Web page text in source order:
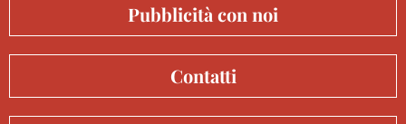
Pubblicità con noi
Contatti